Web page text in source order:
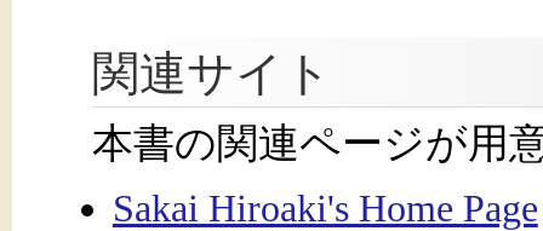
関連サイト
本書の関連ページが用
Sakai Hiroaki's Home Page